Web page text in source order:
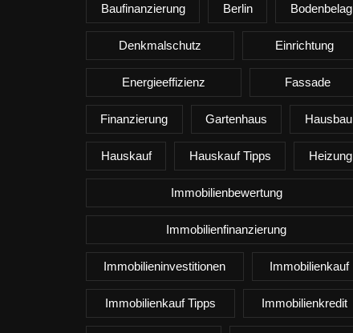
Baufinanzierung Berlin Bodenbelag
Denkmalschutz Einrichtung
Energieeffizienz Fassade
Finanzierung Gartenhaus Hausbau
Hauskauf Hauskauf Tipps Heizung
Immobilienbewertung
Immobilienfinanzierung
Immobilieninvestitionen Immobilienkauf
Immobilienkauf Tipps Immobilienkredit